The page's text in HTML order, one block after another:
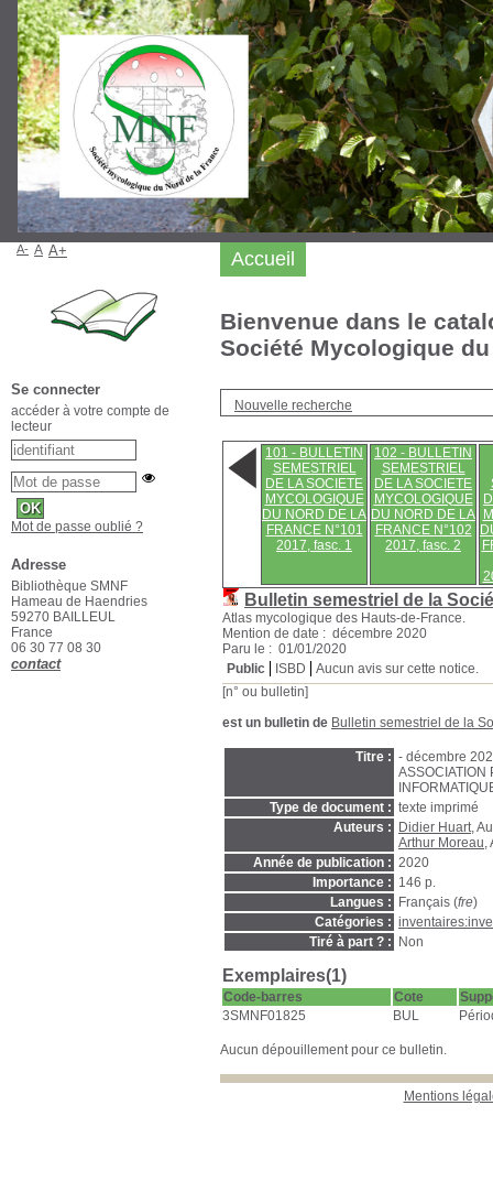
Bienvenue dans le
Société Mycologique
Nouvelle recherche
101 - BULLETIN
SEMESTRIEL
DE LA SOCIETE
MYCOLOGIQUE
DU NORD DE LA
FRANCE N°101
2017, fasc. 1
102 - BULLETIN
SEMESTRIEL
DE LA SOCIETE
MYCOLOGIQUE
DU NORD DE LA
FRANCE N°102
2017, fasc. 2
Bulletin semestriel de la
Atlas mycologique des Hauts-de-France.
Mention de date : décembre 2020
Paru le : 01/01/2020
Public
ISBD
Aucun avis sur cette notice.
[n° ou bulletin]
est un bulletin de Bulletin semestriel de la
Titre : - décembre
ASSOCIATION
Type de document : texte imprimé
Auteurs :
Didier Huart,
Arthur Moreau,
Année de publication : 2020
Importance : 146 p.
Langues :
Français (fre)
Catégories :
Tiré à part ? :
Non
Exemplaires(1)
Code-barres Cote
3SMNF01825
BUL
Aucun dépouillement pour ce bulletin.
Mentions
Accueil
A- A A+
Se connecter
accéder à votre compte de
lecteur
Mot de passe oublié ?
Adresse
Bibliothèque SMNF
Hameau de Haendries
59270 BAILLEUL
France
06 30 77 08 30
contact